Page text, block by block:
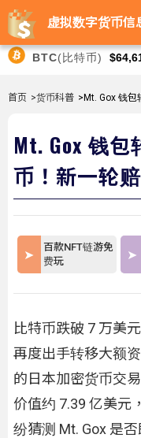
虚拟数字货币信
BTC(比特币)
首页 >货币科普 >Mt. Gox 钱包
Mt. Gox 钱
币！新一轮
百款NFT链游免
费玩
比特币跌破 7 万美
再度出手转移大额
的日本加密货币交
价值约 7.39 亿美元
纷猜测 Mt. Gox 是